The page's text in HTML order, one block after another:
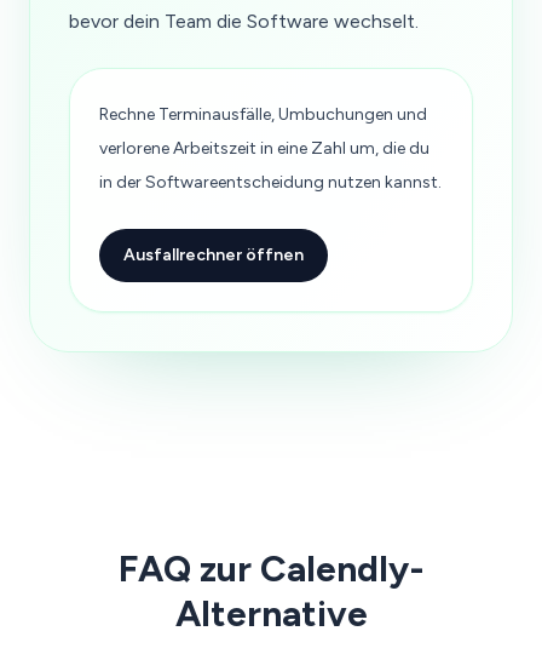
bevor dein Team die Software wechselt.
Rechne Terminausfälle, Umbuchungen und
verlorene Arbeitszeit in eine Zahl um, die du
in der Softwareentscheidung nutzen kannst.
Ausfallrechner öffnen
FAQ zur Calendly-
Alternative